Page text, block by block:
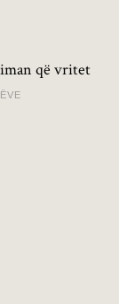
që vritet